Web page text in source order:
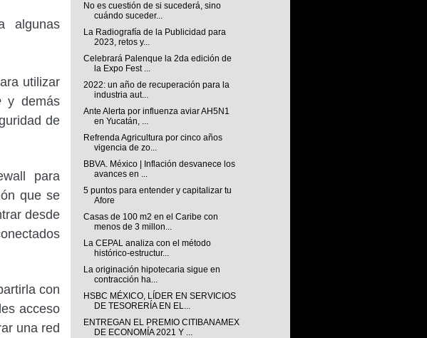
algunas
utilizar
y demás
de
para
que se
desde
con
acceso
una red
No es cuestión de si sucederá, sino
cuándo suceder...
La Radiografía de la Publicidad para
2023, retos y...
Celebrará Palenque la 2da edición de
la Expo Fest ...
2022: un año de recuperación para la
industria aut...
Ante Alerta por influenza aviar AH5N1
en Yucatán, ...
Refrenda Agricultura por cinco años
vigencia de zo...
BBVA. México | Inflación desvanece los
avances en ...
5 puntos para entender y capitalizar tu
Afore
Casas de 100 m2 en el Caribe con
menos de 3 millon...
La CEPAL analiza con el método
histórico-estructur...
La originación hipotecaria sigue en
contracción ha...
HSBC MÉXICO, LÍDER EN SERVICIOS
DE TESORERÍA EN EL...
ENTREGAN EL PREMIO CITIBANAMEX
DE ECONOMÍA 2021 Y ...